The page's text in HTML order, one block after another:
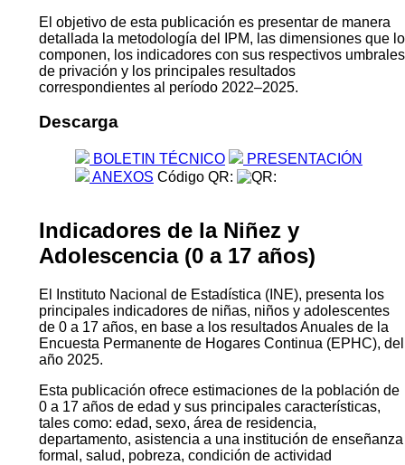
El objetivo de esta publicación es presentar de manera
detallada la metodología del IPM, las dimensiones que lo
componen, los indicadores con sus respectivos umbrales
de privación y los principales resultados
correspondientes al período 2022–2025.
Descarga
BOLETIN TÉCNICO
PRESENTACIÓN
ANEXOS Código QR:
Indicadores de la Niñez y
Adolescencia (0 a 17 años)
El Instituto Nacional de Estadística (INE), presenta los
principales indicadores de niñas, niños y adolescentes
de 0 a 17 años, en base a los resultados Anuales de la
Encuesta Permanente de Hogares Continua (EPHC), del
año 2025.
Esta publicación ofrece estimaciones de la población de
0 a 17 años de edad y sus principales características,
tales como: edad, sexo, área de residencia,
departamento, asistencia a una institución de enseñanza
formal, salud, pobreza, condición de actividad